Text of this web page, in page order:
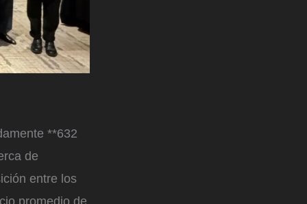
**632
de
entre los